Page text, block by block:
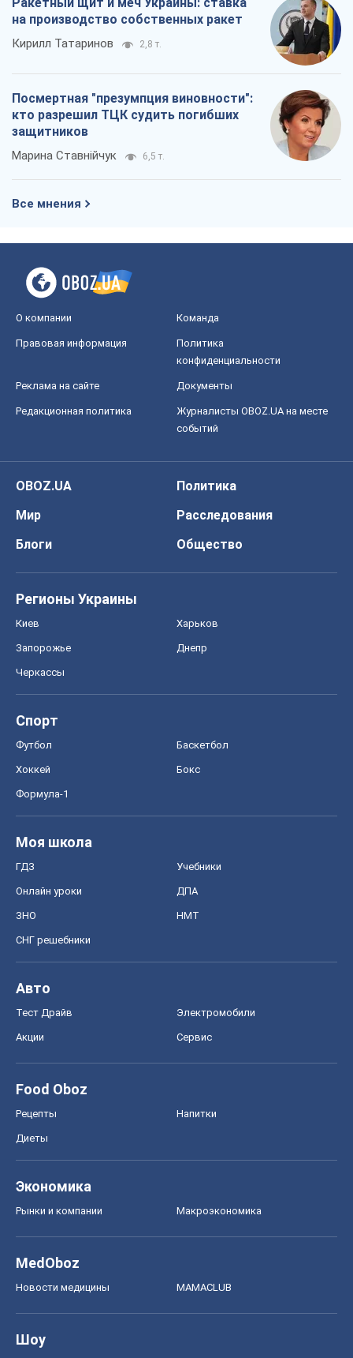
на производство собственных ракет
Кирилл Татаринов 2,8 т.
Посмертная "презумпция виновности":
кто разрешил ТЦК судить погибших
защитников
Марина Ставнійчук 6,5 т.
Все мнения
О компании Команда
Правовая информация
Политика
конфиденциальности
Реклама на сайте Документы
Редакционная политика
Журналисты OBOZ.UA на месте
событий
OBOZ.UA
Политика
Мир
Расследования
Блоги
Общество
Регионы Украины
Киев Харьков
Запорожье Днепр
Черкассы
Спорт
Футбол Баскетбол
Хоккей Бокс
Формула-1
Моя школа
ГДЗ Учебники
Онлайн уроки ДПА
ЗНО НМТ
СНГ решебники
Авто
Тест Драйв Электромобили
Акции Сервис
Food Oboz
Рецепты Напитки
Диеты
Экономика
Рынки и компании Mакроэкономика
MedOboz
Новости медицины MAMACLUB
Шоу